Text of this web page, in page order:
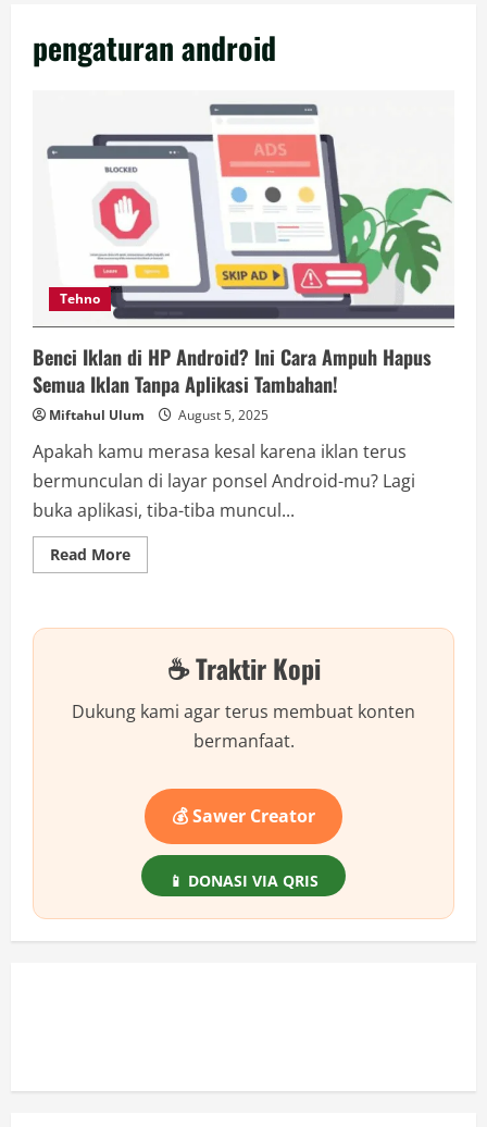
pengaturan android
Tehno
Benci Iklan di HP Android? Ini Cara Ampuh Hapus
Semua Iklan Tanpa Aplikasi Tambahan!
Miftahul Ulum August 5, 2025
Apakah kamu merasa kesal karena iklan terus
bermunculan di layar ponsel Android-mu? Lagi
buka aplikasi, tiba-tiba muncul...
Read MoreRead
more
di
Android?
Ampuh
Hapus
Tambahan!
☕ Traktir Kopi
Dukung kami agar terus membuat konten
bermanfaat.
💰 Sawer Creator
📱 DONASI VIA QRIS